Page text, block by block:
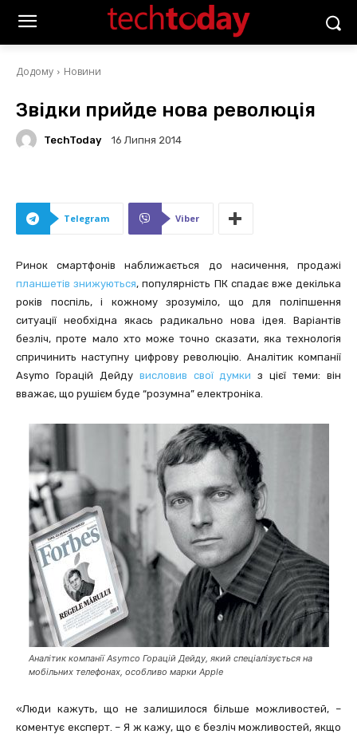
Додому Новини
Звідки прийде нова революція
TechToday 16 Липня 2014
Telegram Viber
Ринок смартфонів наближається до насичення, продажі
планшетів знижуються, популярність ПК спадає вже декілька
років поспіль, і кожному зрозуміло, що для поліпшення
ситуації необхідна якась радикально нова ідея. Варіантів
безліч, проте мало хто може точно сказати, яка технологія
спричинить наступну цифрову революцію. Аналітик компанії
Asymo Горацій Дейду висловив свої думки з цієї теми: він
вважає, що рушієм буде “розумна” електроніка.
Аналітик компанії Asymco Горацій Дейду, який спеціалізується на
мобільних телефонах, особливо марки Apple
«Люди кажуть, що не залишилося більше можливостей, –
коментує експерт. – Я ж кажу, що є безліч можливостей, якщо